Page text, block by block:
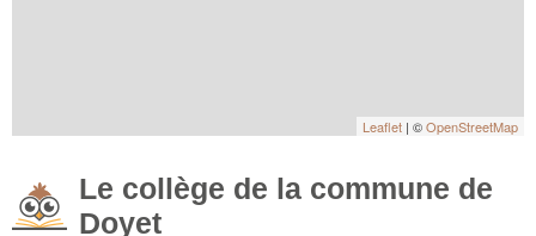
Leaflet | ©OpenStreetMap
Le collège de la commune de
Doyet